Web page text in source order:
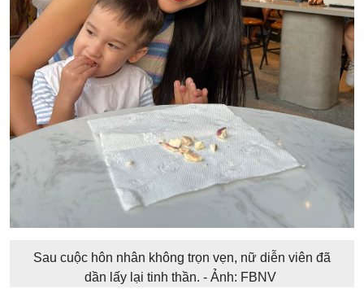
Sau cuộc hôn nhân không trọn vẹn, nữ diễn viên đã
dần lấy lại tinh thần. - Ảnh: FBNV